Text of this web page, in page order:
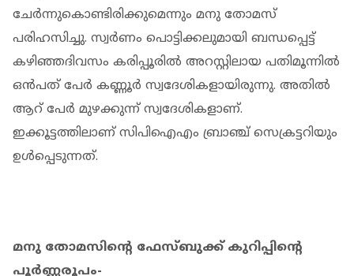
ചേര്‍ന്നുകൊണ്ടിരിക്കുമെന്നും മനു തോമസ്
പരിഹസിച്ചു. സ്വര്‍ണം പൊട്ടിക്കലുമായി ബന്ധപ്പെട്ട്
കഴിഞ്ഞദിവസം കരിപ്പൂരില്‍ അറസ്റ്റിലായ പതിമൂന്നില്‍
ഒന്‍പത് പേര്‍ കണ്ണൂര്‍ സ്വദേശികളായിരുന്നു. അതില്‍
ആറ് പേര്‍ മുഴക്കുന്ന് സ്വദേശികളാണ്.
ഇക്കൂട്ടത്തിലാണ് സിപിഐഎം ബ്രാഞ്ച് സെക്രട്ടറിയും
ഉള്‍പ്പെടുന്നത്.
മനു തോമസിന്റെ ഫേസ്ബുക്ക് കുറിപ്പിന്റെ
പൂര്‍ണ്ണരൂപം-